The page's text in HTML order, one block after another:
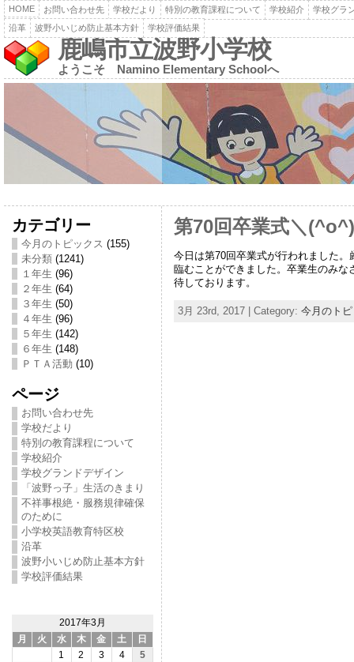
HOME お問い合わせ先 学校だより 特別の教育課程について 学校紹介
学校グラ
沿革
波野小いじめ防止基本方針 学校評価結果
鹿嶋市立波野小学校
ようこそ Namino Elementary Schoolへ
カテゴリー
今月のトピックス (155)
未分類(1241)
１年生 (96)
２年生 (64)
３年生 (50)
４年生 (96)
５年生 (142)
６年生 (148)
ＰＴＡ活動 (10)
ページ
お問い合わせ先
学校だより
特別の教育課程について
学校紹介
学校グランドデザイン
「波野っ子」生活のきまり
不祥事根絶・服務規律確保
のために
小学校英語教育特区校
沿革
波野小いじめ防止基本方針
学校評価結果
2017年3月
月
火 水 木 金 土 日
1 2 3 4
5
第70回卒業式＼
今日は第70回卒業式が行われました
臨むことができました。卒業生のみ
待しております。
3月 23rd, 2017 | Category: 今月のト